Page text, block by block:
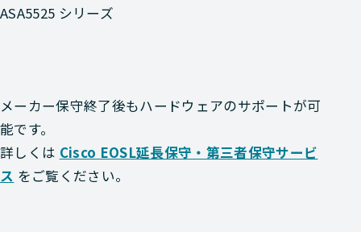
ASA5525 シリーズ
メーカー保守終了後もハードウェアのサポートが可
能です。
詳しくは Cisco EOSL延長保守・第三者保守サービ
ス をご覧ください。